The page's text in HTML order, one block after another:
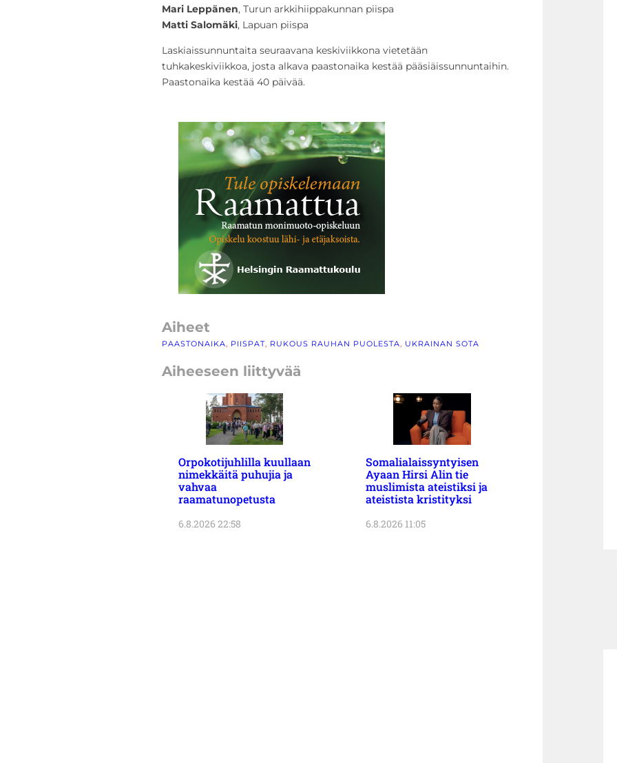
Mari Leppänen, Turun arkkihiippakunnan piispa
Matti Salomäki, Lapuan piispa
Laskiaissunnuntaita seuraavana keskiviikkona vietetään
tuhkakeskiviikkoa, josta alkava paastonaika kestää pääsiäissunnuntaihin.
Paastonaika kestää 40 päivää.
Aiheet
PAASTONAIKA PIISPAT, RUKOUS RAUHAN PUOLESTA UKRAINAN SOTA
Aiheeseen liittyvää
Orpokotijuhlilla kuullaan
nimekkäitä puhujia ja
vahvaa
raamatunopetusta
6.8.2026 22:58
Somalialaissyntyisen
Ayaan Hirsi Alin tie
muslimista ateistiksi ja
ateistista kristityksi
6.8.2026 11:05